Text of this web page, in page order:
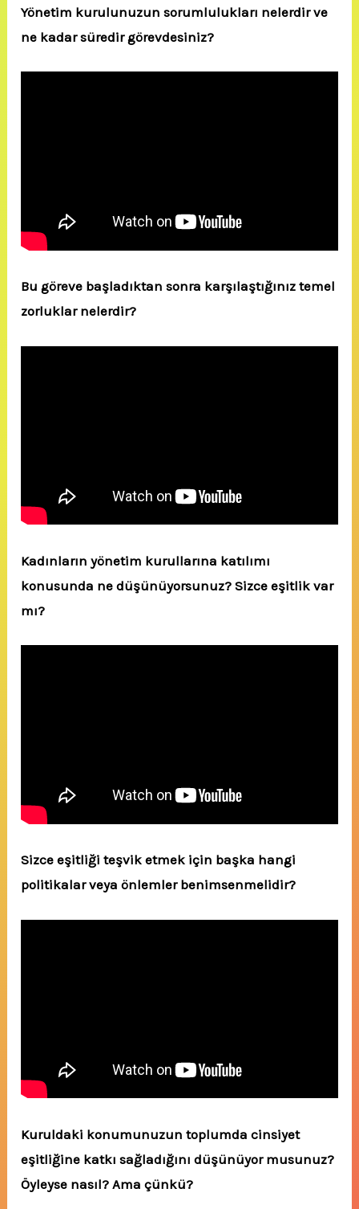
Yönetim kurulunuzun sorumlulukları nelerdir ve
ne kadar süredir görevdesiniz?
Bu göreve başladıktan sonra karşılaştığınız temel
zorluklar nelerdir?
Kadınların yönetim kurullarına katılımı
konusunda ne düşünüyorsunuz? Sizce eşitlik var
mı?
Sizce eşitliği teşvik etmek için başka hangi
politikalar veya önlemler benimsenmelidir?
Kuruldaki konumunuzun toplumda cinsiyet
eşitliğine katkı sağladığını düşünüyor musunuz?
Öyleyse nasıl? Ama çünkü?